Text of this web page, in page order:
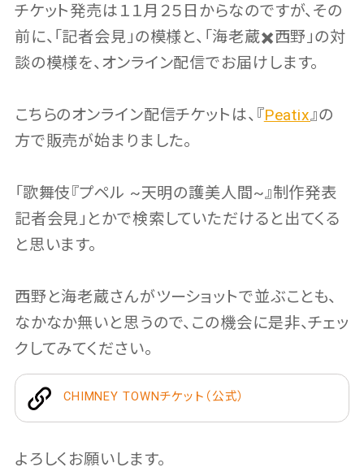
チケット発売は１１月２５日からなのですが、その
前に、「記者会見」の模様と、「海老蔵✖️西野」の対
談の模様を、オンライン配信でお届けします。
こちらのオンライン配信チケットは、『Peatix』の
方で販売が始まりました。
「歌舞伎『プペル ~天明の護美人間~』制作発表
記者会見」とかで検索していただけると出てくる
と思います。
西野と海老蔵さんがツーショットで並ぶことも、
なかなか無いと思うので、この機会に是非、チェッ
クしてみてください。
CHIMNEY TOWNチケット（公式）
よろしくお願いします。